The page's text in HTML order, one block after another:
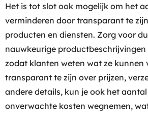
Het is tot slot ook mogelijk om het
verminderen door transparant te
producten en diensten. Zorg voor
nauwkeurige productbeschrijvingen
zodat klanten weten wat ze kunnen
transparant te zijn over prijzen,
andere details, kun je ook het
onverwachte kosten wegnemen,